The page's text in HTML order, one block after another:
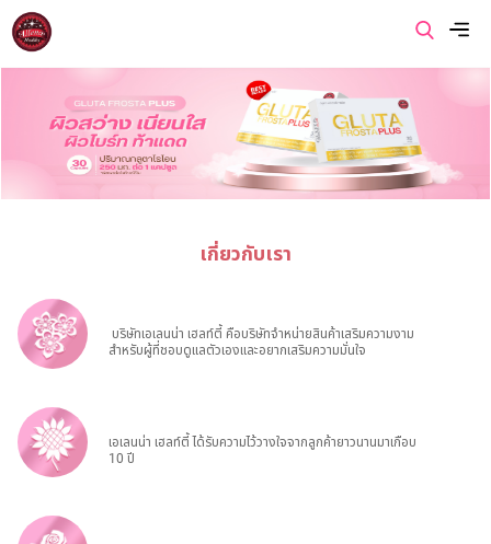
เมนู
หน้าแรก
โปรโมชั่นของเรา
ติดต่อเรา
เกี่ยวกับเรา
บริษัทเอเลนน่า เฮลท์ตี้ คือบริษัทจำหน่ายสินค้าเสริมความงาม
สำหรับผู้ที่ชอบดูแลตัวเองและอยากเสริมความมั่นใจ
เอเลนน่า เฮลท์ตี้ ได้รับความไว้วางใจจากลูกค้ายาวนานมาเกือบ
10 ปี